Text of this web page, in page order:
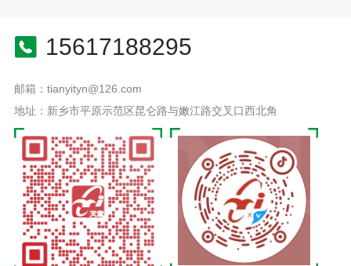
15617188295
邮箱：tianyityn@126.com
地址：新乡市平原示范区昆仑路与嫩江路交叉口西北角